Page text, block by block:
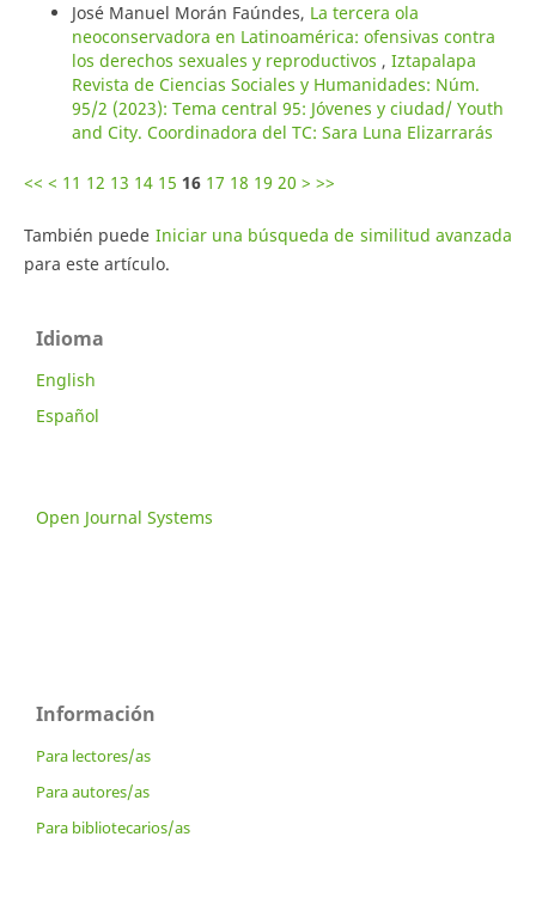
José Manuel Morán Faúndes, La tercera ola
neoconservadora en Latinoamérica: ofensivas contra
los derechos sexuales y reproductivos , Iztapalapa
Revista de Ciencias Sociales y Humanidades: Núm.
95/2 (2023): Tema central 95: Jóvenes y ciudad/ Youth
and City. Coordinadora del TC: Sara Luna Elizarrarás
<< < 11 12 13 14 15 16 17 18 19 20 > >>
También puede Iniciar una búsqueda de similitud avanzada
para este artículo.
Idioma
English
Español
Open Journal Systems
Información
Para lectores/as
Para autores/as
Para bibliotecarios/as